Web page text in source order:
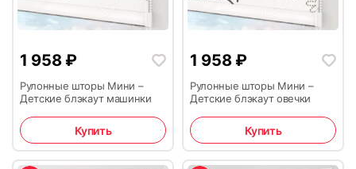
1 958 ₽
Рулонные шторы Мини –
Детские блэкаут машинки
Купить
1 958 ₽
Рулонные шторы Мини –
Детские блэкаут овечки
Купить